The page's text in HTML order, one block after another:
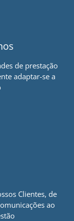
de prestação
adaptar-se a
Clientes, de
ao